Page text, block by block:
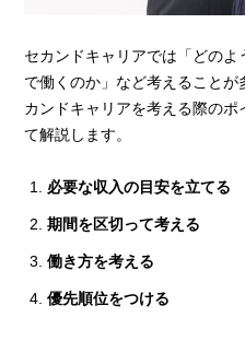
セカンドキャリアでは「どの
で働くのか」など考えること
カンドキャリアを考える際の
て解説します。
必要な収入の目安を立てる
期間を区切って考える
働き方を考える
優先順位をつける